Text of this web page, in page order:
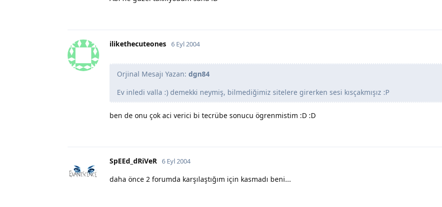
ilikethecuteones 6 Eyl 2004
Orjinal Mesajı Yazan: dgn84
Ev inledi valla :) demekki neymiş, bilmediğimiz sitelere girerken sesi kısçakmışız :P
ben de onu çok aci verici bi tecrübe sonucu ögrenmistim :D :D
SpEEd_dRiVeR 6 Eyl 2004
daha önce 2 forumda karşılaştığım için kasmadı beni...